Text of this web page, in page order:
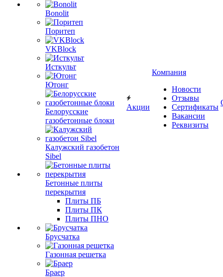
Bonolit
Поритеп
VKBlock
Исткульт
Ютонг
Белорусские
газобетонные блоки
Калужский газобетон
Sibel
Бетонные плиты
перекрытия
Плиты ПБ
Плиты ПК
Плиты ПНО
Брусчатка
Газонная решетка
Браер
Акции
Компания
Новости
Отзывы
Сертификаты
Вакансии
Реквизиты